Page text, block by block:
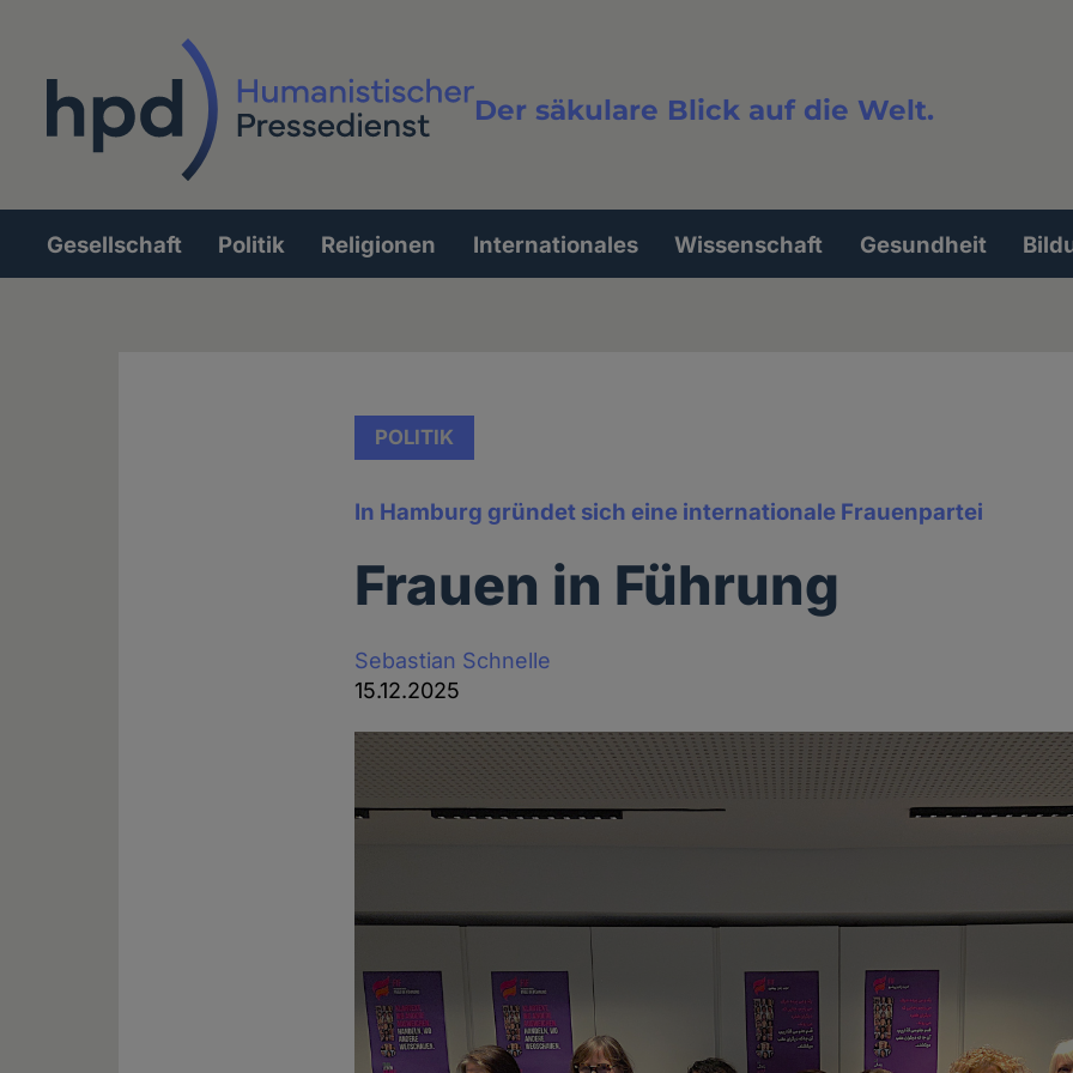
Der säkulare Blick auf die Welt.
Volltextsuche
Hauptnavigation
Gesellschaft Politik Religionen Internationales Wissenschaft Gesundheit
POLITIK
In Hamburg gründet sich eine internationale Frauenpartei
Frauen in Führung
Sebastian Schnelle
15.12.2025